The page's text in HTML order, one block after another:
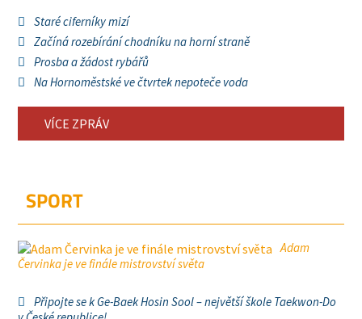
Staré ciferníky mizí
Začíná rozebírání chodníku na horní straně
Prosba a žádost rybářů
Na Hornoměstské ve čtvrtek nepoteče voda
VÍCE ZPRÁV
SPORT
Adam
Červinka je ve finále mistrovství světa
Připojte se k Ge-Baek Hosin Sool – největší škole Taekwon-Do